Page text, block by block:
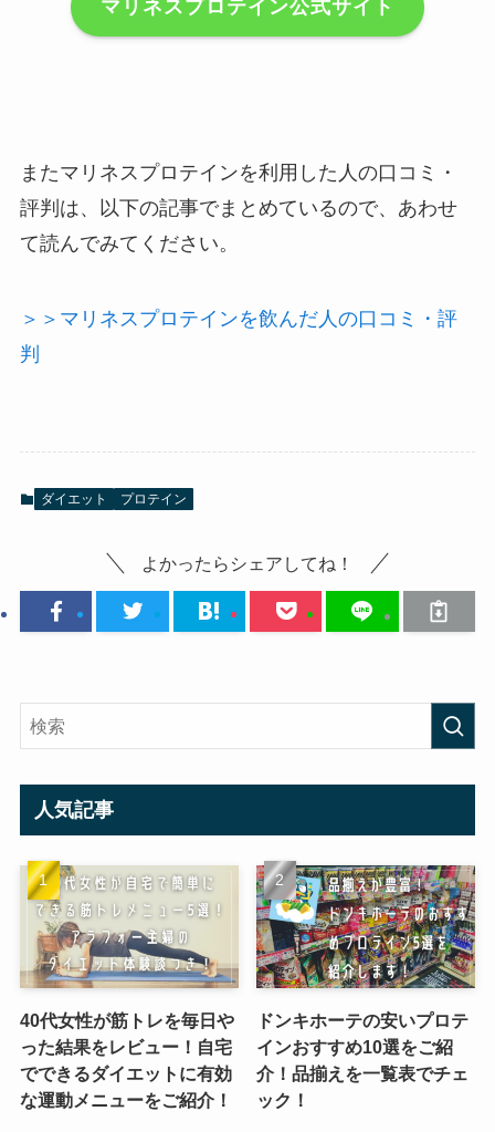
マリネスプロテイン公式サイト
またマリネスプロテインを利用した人の口コミ・
評判は、以下の記事でまとめているので、あわせ
て読んでみてください。
＞＞マリネスプロテインを飲んだ人の口コミ・評
判
ダイエット プロテイン
よかったらシェアしてね！
人気記事
40代女性が筋トレを毎日や
った結果をレビュー！自宅
でできるダイエットに有効
な運動メニューをご紹介！
ドンキホーテの安いプロテ
インおすすめ10選をご紹
介！品揃えを一覧表でチェ
ック！